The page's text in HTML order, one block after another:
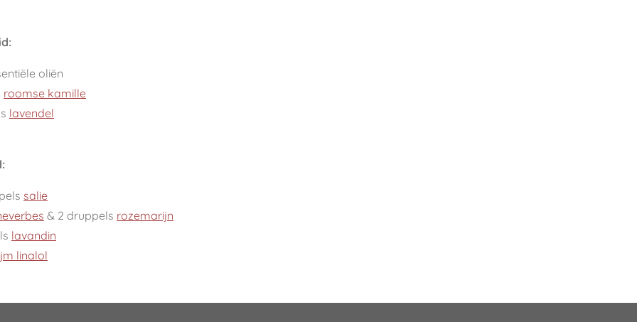
oliën
roomse kamille
lavendel
salie
& 2 druppels rozemarijn
lavandin
linalol